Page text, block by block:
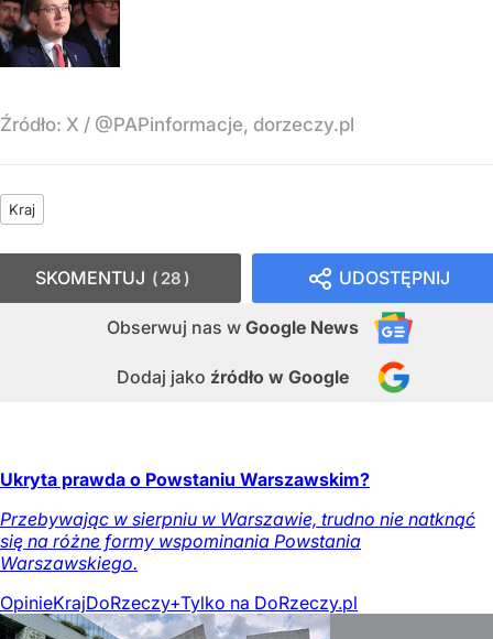
Źródło: X / @PAPinformacje, dorzeczy.pl
Kraj
UDOSTĘPNIJ
Obserwuj nas w Google News
Dodaj jako źródło w Google
SKOMENTUJ 28
Ukryta prawda o Powstaniu Warszawskim?
Przebywając w sierpniu w Warszawie, trudno nie natknąć
się na różne formy wspominania Powstania
Warszawskiego.
OpinieKrajDoRzeczy+Tylko na DoRzeczy.pl